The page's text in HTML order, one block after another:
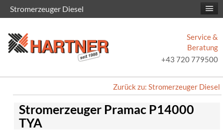
Service &
Beratung
+43 720 779500
Zurück zu: Stromerzeuger Diesel
Stromerzeuger Pramac P14000
TYA
Stromerzeuger Diesel